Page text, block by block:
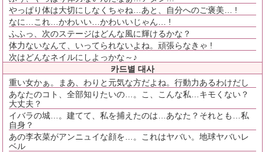
やっぱり体は大切にしなくちゃね…あと、自分へのご褒美… !
なに…これ…かわいい…かわいいじゃん… !
ふふっ、次のステージはどんな風に輝けるかな？
体力ないなんて、いってられないよね。頑張らなきゃ !
次はどんなネイルにしよっかな～♪
카드별 대사
重い女かぁ。まあ、わりと元気な方だよね。行動力あるわけだし
あなたのコト、全部知りたいの…。こ、こんな私…キモくない？
大丈夫？
イバラの城…。建てて、私を捕えたのは…あなた？それとも…私
自身？
あの李衣菜がアンニュイな顔を…。これはヤバい。地球ヤバいレ
ベル